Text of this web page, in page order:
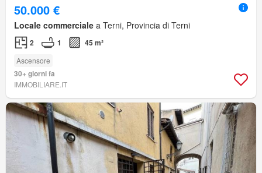
50.000 €
Locale commerciale a Terni, Provincia di Terni
2 1 45 m²
Ascensore
30+ giorni fa
IMMOBILIARE.IT